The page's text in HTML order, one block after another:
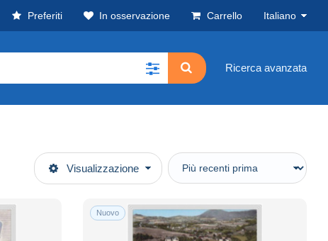
Preferiti In osservazione Carrello Italiano
Ricerca avanzata
Visualizzazione
Nuovo